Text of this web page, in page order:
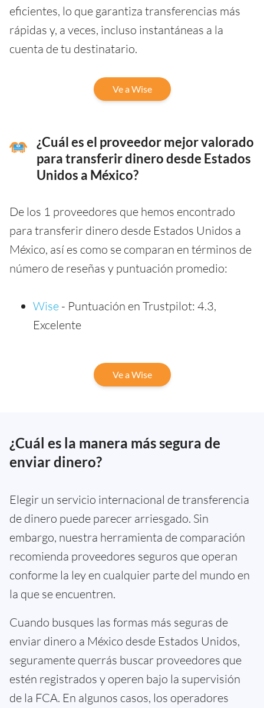
eficientes, lo que garantiza transferencias más
rápidas y, a veces, incluso instantáneas a la
cuenta de tu destinatario.
Ve a Wise
¿Cuál es el proveedor mejor valorado
para transferir dinero desde Estados
Unidos a México?
De los 1 proveedores que hemos encontrado
para transferir dinero desde Estados Unidos a
México, así es como se comparan en términos de
número de reseñas y puntuación promedio:
Wise - Puntuación en Trustpilot: 4.3,
Excelente
Ve a Wise
¿Cuál es la manera más segura de
enviar dinero?
Elegir un servicio internacional de transferencia
de dinero puede parecer arriesgado. Sin
embargo, nuestra herramienta de comparación
recomienda proveedores seguros que operan
conforme la ley en cualquier parte del mundo en
la que se encuentren.
Cuando busques las formas más seguras de
enviar dinero a México desde Estados Unidos,
seguramente querrás buscar proveedores que
estén registrados y operen bajo la supervisión
de la FCA. En algunos casos, los operadores